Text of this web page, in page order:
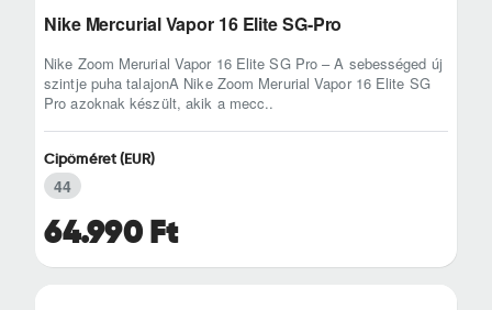
Nike Mercurial Vapor 16 Elite SG-Pro
Nike Zoom Merurial Vapor 16 Elite SG Pro – A sebességed új
szintje puha talajonA Nike Zoom Merurial Vapor 16 Elite SG
Pro azoknak készült, akik a mecc..
64.990 Ft
Cipőméret (EUR)
44